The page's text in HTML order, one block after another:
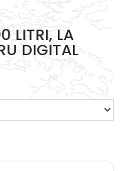
LITRI, LA
DIGITAL